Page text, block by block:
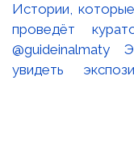
Истории,
проведёт
@guideinalmaty
увидеть